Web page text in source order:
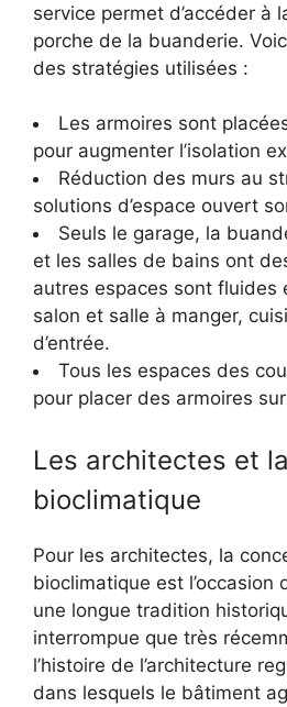
service permet d’accéder à
porche de la buanderie.
des stratégies utilisées :
Les armoires sont
pour augmenter l’isolation
Réduction des murs au
solutions d’espace ouvert
Seuls le garage, la
et les salles de bains ont
autres espaces sont fluides
salon et salle à manger,
d’entrée.
Tous les espaces des
pour placer des armoires
Les architectes et
bioclimatique
Pour les architectes, la
bioclimatique est l’occasion
une longue tradition
interrompue que très
l’histoire de l’architecture
dans lesquels le bâtiment